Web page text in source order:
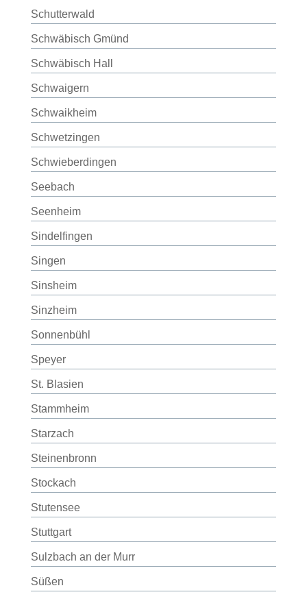
Schutterwald
Schwäbisch Gmünd
Schwäbisch Hall
Schwaigern
Schwaikheim
Schwetzingen
Schwieberdingen
Seebach
Seenheim
Sindelfingen
Singen
Sinsheim
Sinzheim
Sonnenbühl
Speyer
St. Blasien
Stammheim
Starzach
Steinenbronn
Stockach
Stutensee
Stuttgart
Sulzbach an der Murr
Süßen